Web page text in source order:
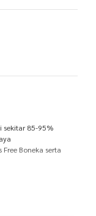
sekitar 85-95%
Boneka serta